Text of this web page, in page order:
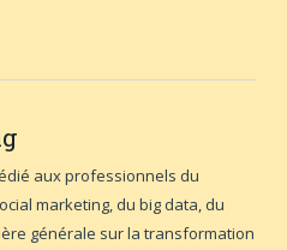
aux professionnels du
marketing, du big data, du
générale sur la transformation